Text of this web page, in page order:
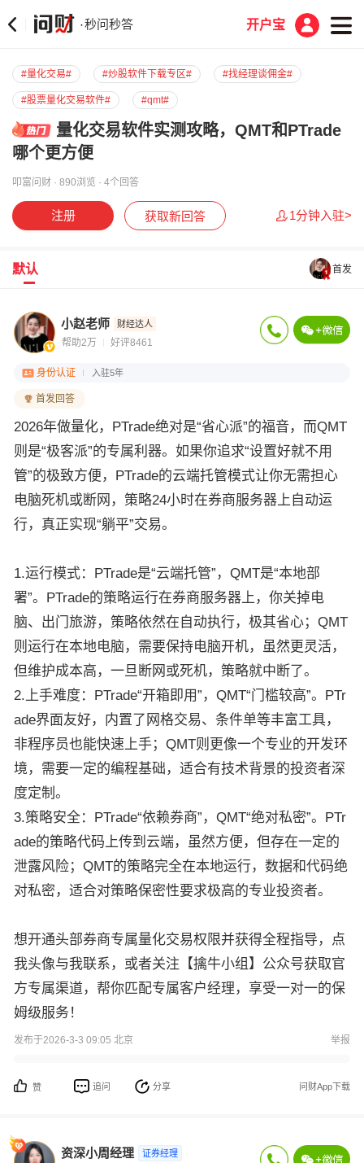
·秒问秒答 开户宝
#量化交易# #炒股软件下载专区# #找经理谈佣金#
#股票量化交易软件# #qmt#
量化交易软件实测攻略，QMT和PTrade
哪个更方便
叩富问财 · 890浏览 · 4个回答
注册 获取新回答 1分钟入驻>
默认 首发
小赵老师 财经达人
帮助2万 好评8461
身份认证 入驻5年
首发回答
2026年做量化，PTrade绝对是“省心派”的福音，而QMT
则是“极客派”的专属利器。如果你追求“设置好就不用
管”的极致方便，PTrade的云端托管模式让你无需担心
电脑死机或断网，策略24小时在券商服务器上自动运
行，真正实现“躺平”交易。
1.运行模式：PTrade是“云端托管”，QMT是“本地部
署”。PTrade的策略运行在券商服务器上，你关掉电
脑、出门旅游，策略依然在自动执行，极其省心；QMT
则运行在本地电脑，需要保持电脑开机，虽然更灵活，
但维护成本高，一旦断网或死机，策略就中断了。
2.上手难度：PTrade“开箱即用”，QMT“门槛较高”。PTr
ade界面友好，内置了网格交易、条件单等丰富工具，
非程序员也能快速上手；QMT则更像一个专业的开发环
境，需要一定的编程基础，适合有技术背景的投资者深
度定制。
3.策略安全：PTrade“依赖券商”，QMT“绝对私密”。PTr
ade的策略代码上传到云端，虽然方便，但存在一定的
泄露风险；QMT的策略完全在本地运行，数据和代码绝
对私密，适合对策略保密性要求极高的专业投资者。
想开通头部券商专属量化交易权限并获得全程指导，点
我头像与我联系，或者关注【擒牛小组】公众号获取官
方专属渠道，帮你匹配专属客户经理，享受一对一的保
姆级服务！
发布于2026-3-3 09:05 北京 举报
赞 追问 分享 问财App下载
资深小周经理 证券经理